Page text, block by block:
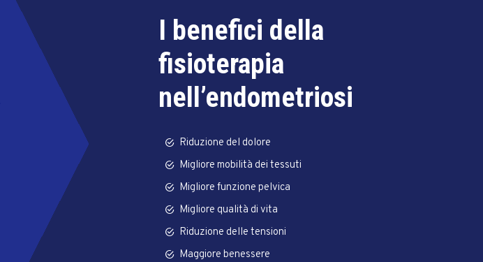
I benefici della
fisioterapia
nell’endometriosi
Riduzione del dolore
Migliore mobilità dei tessuti
Migliore funzione pelvica
Migliore qualità di vita
Riduzione delle tensioni
Maggiore benessere